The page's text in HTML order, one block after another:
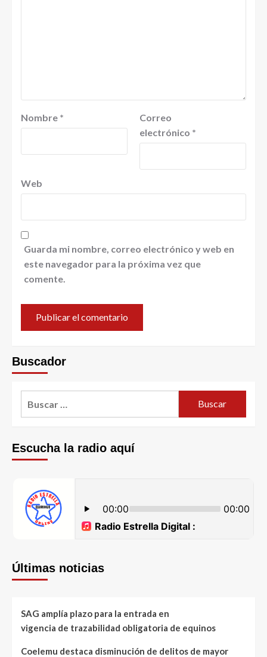
Nombre *
Correo
electrónico *
Web
Guarda mi nombre, correo electrónico y web en
este navegador para la próxima vez que
comente.
Buscador
Escucha la radio aquí
Últimas noticias
SAG amplía plazo para la entrada en
vigencia de trazabilidad obligatoria de equinos
Coelemu destaca disminución de delitos de mayor